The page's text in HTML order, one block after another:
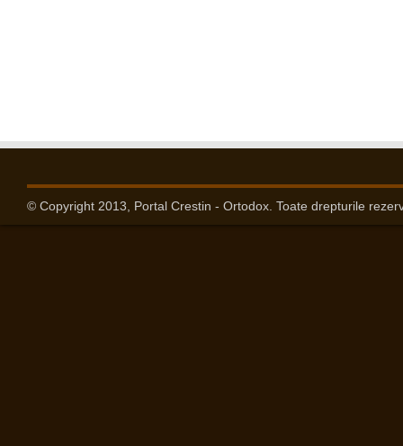
© Copyright 2013, Portal Crestin - Ortodox. Toate drepturile